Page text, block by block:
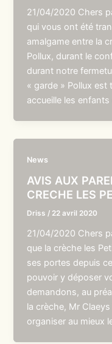
21/04/2020 Chers
qui vous ont été
amalgame entre la
Pollux, durant le
durant notre
« garde » Pollux
accueille les
News
AVIS AUX
CRECHE LES
Driss / 22 avril 2020
21/04/2020 Chers
que la crèche les
ses portes depuis
pouvoir y déposer
demandons, au
la crèche, Mr
organiser au mieux